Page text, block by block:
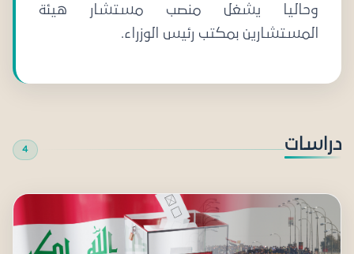
وحاليا يشغل منصب مستشار هيئة
المستشارين بمكتب رئيس الوزراء.
دراسات 4